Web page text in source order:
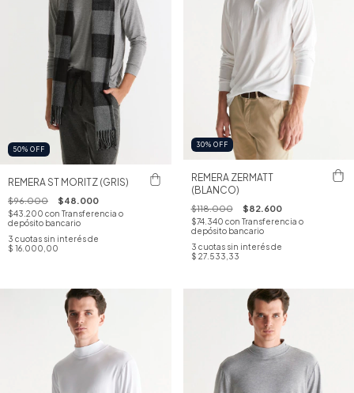
50% OFF
REMERA ST MORITZ (GRIS)
$96.000 $48.000
$43.200 con Transferencia o
depósito bancario
3 cuotas sin interés de
$ 16.000,00
30% OFF
REMERA ZERMATT
(BLANCO)
$118.000 $82.600
$74.340 con Transferencia o
depósito bancario
3 cuotas sin interés de
$ 27.533,33